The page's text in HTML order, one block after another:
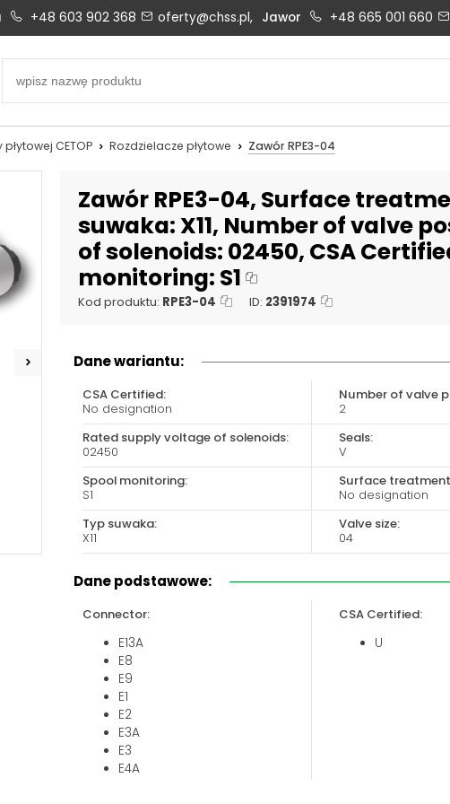
Biuro obsługi klienta:
+48 603 902 368
+48 603 902 368
250
288
Uszczelnienia techniczne:
+48 669 834 274
uszczelnienia@chss.pl
Magazyn 24H:
Biuro obsługi klienta:
+48 535 424 483
+48 665 001 660
jawor@chss.pl
PN-PT: 7:00 - 16:00
Magazyn 24H:
+48 665 001 770
+48 603 902 368 oferty@chss.pl, Jawor +48 665 001 660
CETOP Rozdzielacze płytowe Zawór RPE3-04
Zawór RPE3-04, Surface
suwaka: X11, Number of valve
of solenoids: 02450, CSA
monitoring: S1
Kod produktu: RPE3-04 ID: 2391974
Dane wariantu:
CSA Certified:
No designation
Number of valve
2
Rated supply voltage of solenoids:
02450
Seals:
V
Spool monitoring:
S1
Surface
No designation
Typ suwaka:
X11
Valve size:
04
Dane podstawowe:
Connector:
E13A
E8
E9
E1
E2
E3A
E3
E4A
CSA Certified:
U